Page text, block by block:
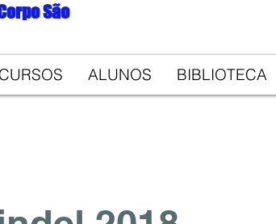
São
CURSOS ALUNOS BIBLIOTECA